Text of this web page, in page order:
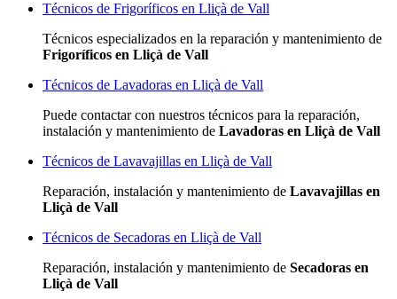
Técnicos de Frigoríficos en Lliçà de Vall
Técnicos especializados en la reparación y mantenimiento de
Frigoríficos en Lliçà de Vall
Técnicos de Lavadoras en Lliçà de Vall
Puede contactar con nuestros técnicos para la reparación,
instalación y mantenimiento de Lavadoras en Lliçà de Vall
Técnicos de Lavavajillas en Lliçà de Vall
Reparación, instalación y mantenimiento de Lavavajillas en
Lliçà de Vall
Técnicos de Secadoras en Lliçà de Vall
Reparación, instalación y mantenimiento de Secadoras en
Lliçà de Vall